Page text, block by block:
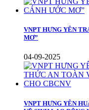
VNPT HƯNG YÊN
MƠ”
04-09-2025
VNPT HƯNG YÊN